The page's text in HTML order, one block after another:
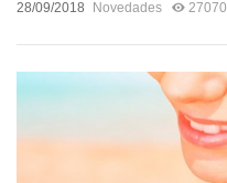
28/09/2018
Novedades 27070